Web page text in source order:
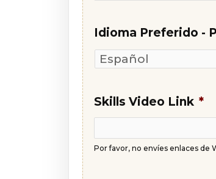
Idioma Preferido -
Skills Video Link *
Por favor, no envíes enlaces de